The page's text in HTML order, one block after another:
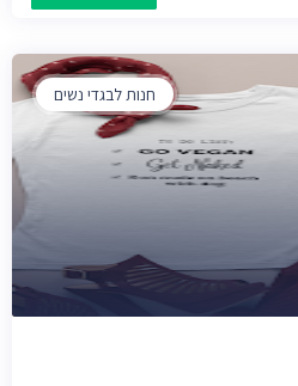
חנות לבגדי נשים